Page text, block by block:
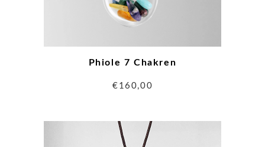
Phiole 7 Chakren
€ 160,00